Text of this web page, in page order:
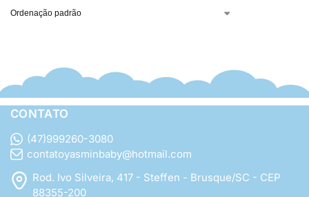
CONTATO
(47)999260-3080
contatoyasminbaby@hotmail.com
Rod. Ivo Silveira, 417 - Steffen - Brusque/SC - CEP
88355-200